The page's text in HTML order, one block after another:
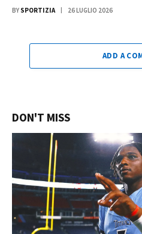
BY SPORTIZIA 26 LUGLIO 2026
ADD A
DON'T MISS